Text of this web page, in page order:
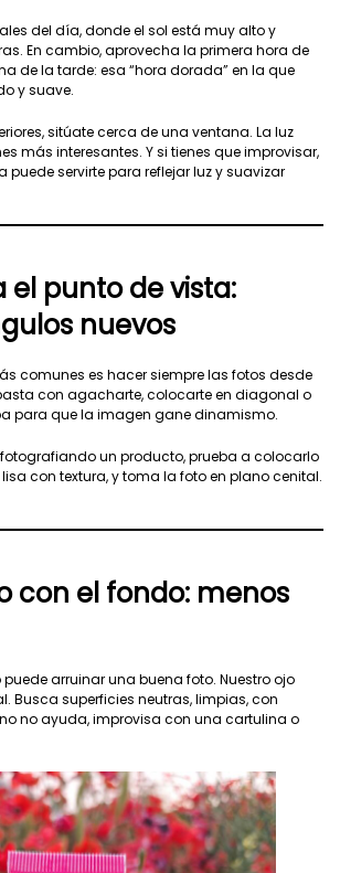
del día, donde el sol está muy alto y
En cambio, aprovecha la primera hora de
de la tarde: esa “hora dorada” en la que
y suave.
sitúate cerca de una ventana. La luz
más interesantes. Y si tienes que improvisar,
servirte para reflejar luz y suavizar
el punto de vista:
nuevos
comunes es hacer siempre las fotos desde
con agacharte, colocarte en diagonal o
para que la imagen gane dinamismo.
fotografiando un producto, prueba a colocarlo
con textura, y toma la foto en plano cenital.
con el fondo: menos
arruinar una buena foto. Nuestro ojo
Busca superficies neutras, limpias, con
no ayuda, improvisa con una cartulina o